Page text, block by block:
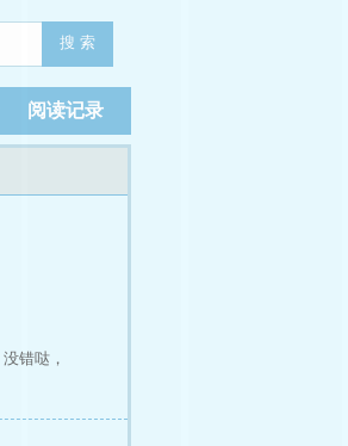
搜 索
阅读记录
没错哒，